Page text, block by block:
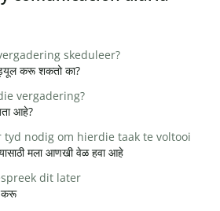
skeduleer?
करू शकतो का?
vergadering?
आहे?
tyd nodig om hierdie taak te voltooi
मला आणखी वेळ हवा आहे
dit later
करू